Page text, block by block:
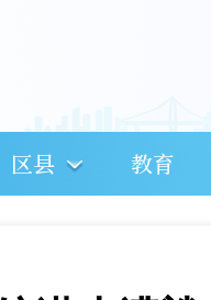
区县 教育